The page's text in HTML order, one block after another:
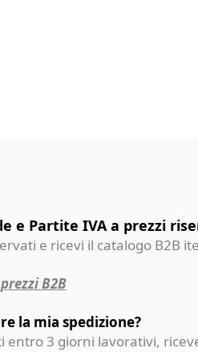
e Partite IVA a prezzi
e ricevi il catalogo B2B
B2B
la mia spedizione?
entro 3 giorni lavorativi,